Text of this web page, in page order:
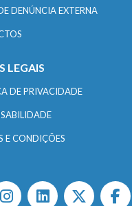
DENÚNCIA EXTERNA
LEGAIS
DE PRIVACIDADE
E CONDIÇÕES